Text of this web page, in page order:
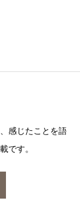
感じたことを語
です。